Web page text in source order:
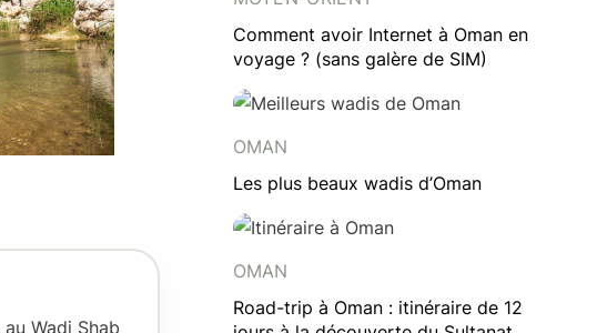
Wadi Shab
Comment avoir Internet à Oman en
voyage ? (sans galère de SIM)
OMAN
Les plus beaux wadis d’Oman
OMAN
Road-trip à Oman : itinéraire de 12